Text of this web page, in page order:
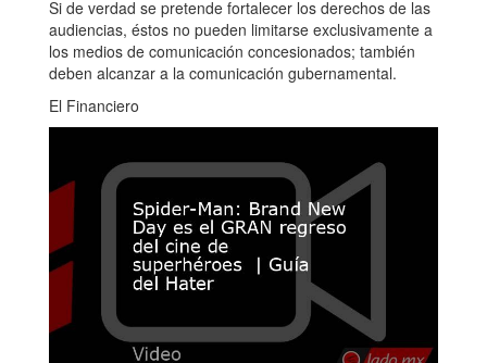
Si de verdad se pretende fortalecer los derechos de las
audiencias, éstos no pueden limitarse exclusivamente a
los medios de comunicación concesionados; también
deben alcanzar a la comunicación gubernamental.
El Financiero